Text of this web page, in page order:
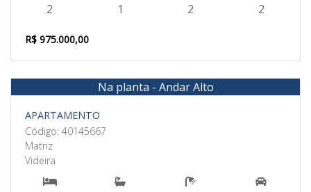
2 1 2 2
R$ 975.000,00
Venda
Na planta - Andar Alto
APARTAMENTO
Código: 40145667
Matriz
Videira